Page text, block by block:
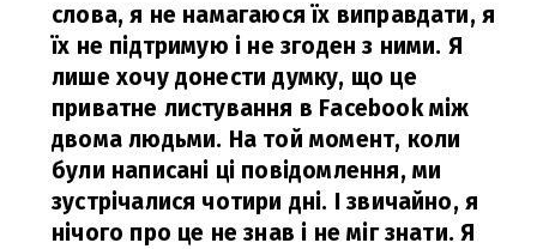
слова, я не намагаюся їх виправдати, я
їх не підтримую і не згоден з ними. Я
лише хочу донести думку, що це
приватне листування в Facebook між
двома людьми. На той момент, коли
були написані ці повідомлення, ми
зустрічалися чотири дні. І звичайно, я
нічого про це не знав і не міг знати. Я